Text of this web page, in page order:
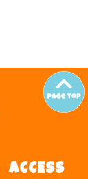
ACCESS